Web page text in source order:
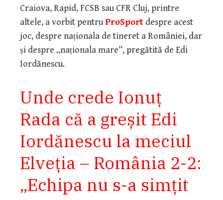
Craiova, Rapid, FCSB sau CFR Cluj, printre
altele, a vorbit pentruProSport despre acest
joc, despre naționala de tineret a României, dar
și despre „naționala mare”, pregătită de Edi
Iordănescu.
Unde crede Ionuț
Rada că a greșit Edi
Iordănescu la meciul
Elveția – România 2-2:
„Echipa nu s-a simțit